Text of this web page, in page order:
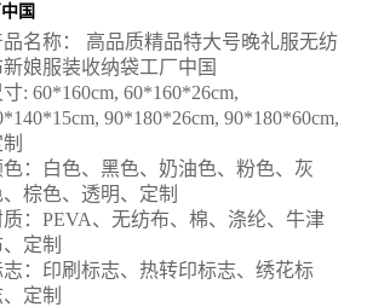
国
品名称： 高品质精品特大号晚礼服无纺
娘服装收纳袋工厂中国
寸: 60*160cm, 60*160*26cm,
90*180*26cm, 90*180*60cm,
色：白色、黑色、奶油色、粉色、灰
棕色、透明、定制
质：PEVA、无纺布、棉、涤纶、牛津
定制
志：印刷标志、热转印标志、绣花标
定制